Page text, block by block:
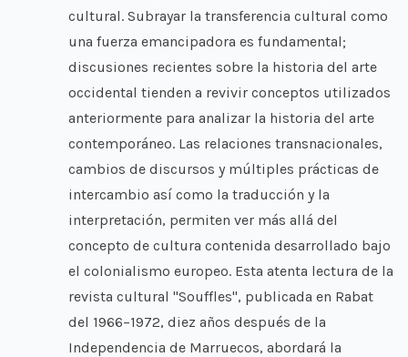
cultural. Subrayar la transferencia cultural como
una fuerza emancipadora es fundamental;
discusiones recientes sobre la historia del arte
occidental tienden a revivir conceptos utilizados
anteriormente para analizar la historia del arte
contemporáneo. Las relaciones transnacionales,
cambios de discursos y múltiples prácticas de
intercambio así como la traducción y la
interpretación, permiten ver más allá del
concepto de cultura contenida desarrollado bajo
el colonialismo europeo. Esta atenta lectura de la
revista cultural "Souffles", publicada en Rabat
del 1966–1972, diez años después de la
Independencia de Marruecos, abordará la